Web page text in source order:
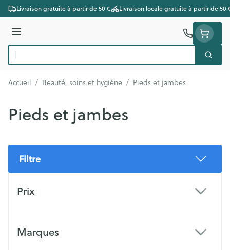
Aller au contenu
Livraison gratuite à partir de 50 € Livraison locale gratuite à partir de 50
Menu
Rechercher
Accueil / Beauté, soins et hygiène / Pieds et jambes
Pieds et jambes
Filtre
Prix
Marques